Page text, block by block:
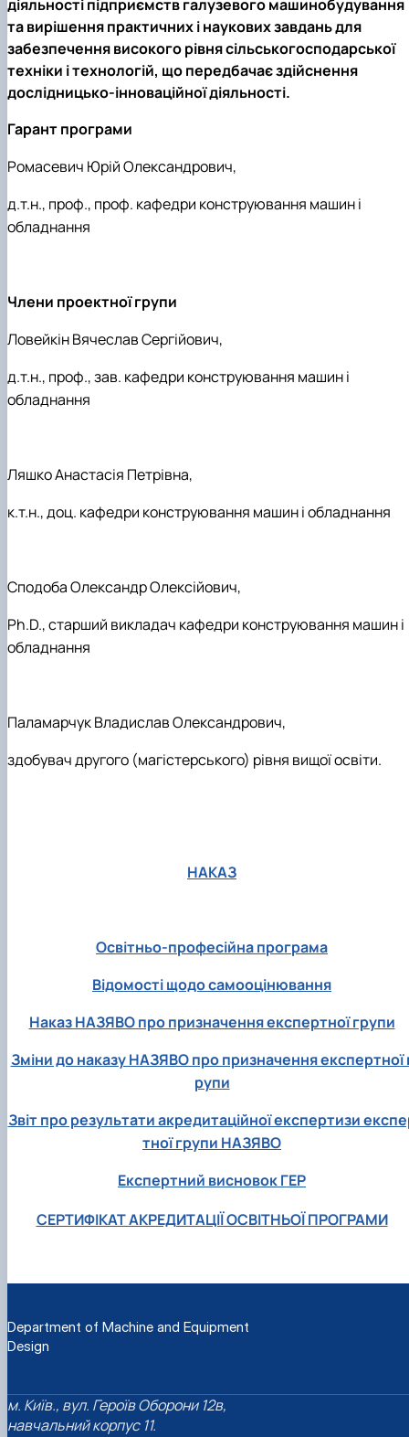
діяльності підприємств галузевого машинобудування
та вирішення практичних і наукових завдань для
забезпечення високого рівня сільськогосподарської
техніки і технологій, що передбачає здійснення
дослідницько-інноваційної діяльності.
Гарант програми
Ромасевич Юрій Олександрович,
д.т.н., проф., проф. кафедри конструювання машин і
обладнання
Члени проектної групи
Ловейкін Вячеслав Сергійович,
д.т.н., проф., зав. кафедри конструювання машин і
обладнання
Ляшко Анастасія Петрівна,
к.т.н., доц. кафедри конструювання машин і обладнання
Сподоба Олександр Олексійович,
Ph.D., старший викладач кафедри конструювання машин і
обладнання
Паламарчук Владислав Олександрович,
здобувач другого (магістерського) рівня вищої освіти.
НАКАЗ
Освітньо-професійна програма
Відомості щодо самооцінювання
Наказ НАЗЯВО про призначення експертної групи
Зміни до наказу НАЗЯВО про призначення експертної
рупи
Звіт про результати акредитаційної експертизи
тної групи НАЗЯВО
Експертний висновок ГЕР
СЕРТИФІКАТ АКРЕДИТАЦІЇ ОСВІТНЬОЇ ПРОГРАМИ
Department of Machine and Equipment
Design
м. Київ., вул. Героїв Оборони 12в,
навчальний корпус 11.